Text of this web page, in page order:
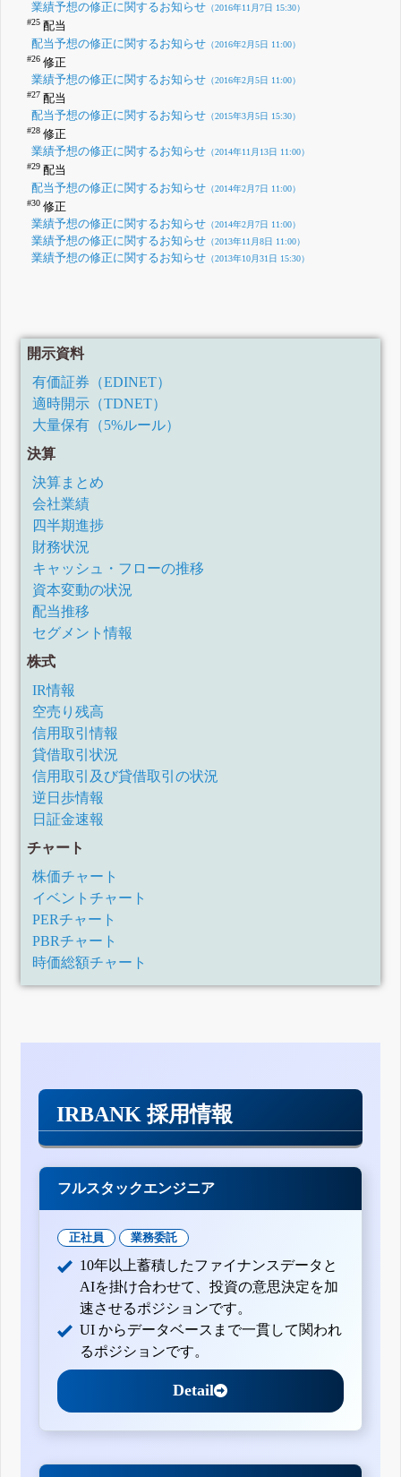
業績予想の修正に関するお知らせ（2016年11月7日 15:30）
#25配当
配当予想の修正に関するお知らせ（2016年2月5日 11:00）
#26修正
業績予想の修正に関するお知らせ（2016年2月5日 11:00）
#27 配当
配当予想の修正に関するお知らせ（2015年3月5日 15:30）
#28修正
業績予想の修正に関するお知らせ（2014年11月13日 11:00）
#29配当
配当予想の修正に関するお知らせ（2014年2月7日 11:00）
#30修正
業績予想の修正に関するお知らせ（2014年2月7日 11:00）
業績予想の修正に関するお知らせ（2013年11月8日 11:00）
業績予想の修正に関するお知らせ（2013年10月31日 15:30）
開示資料
有価証券（EDINET）
適時開示（TDNET）
大量保有（5%ルール）
決算
決算まとめ
会社業績
四半期進捗
財務状況
キャッシュ・フローの推移
資本変動の状況
配当推移
セグメント情報
株式
IR情報
空売り残高
信用取引情報
貸借取引状況
信用取引及び貸借取引の状況
逆日歩情報
日証金速報
チャート
株価チャート
イベントチャート
PERチャート
PBRチャート
時価総額チャート
IRBANK 採用情報
フルスタックエンジニア
正社員 業務委託
10年以上蓄積したファイナンスデータと
AIを掛け合わせて、投資の意思決定を加
速させるポジションです。
UI からデータベースまで一貫して関われ
るポジションです。
Detail